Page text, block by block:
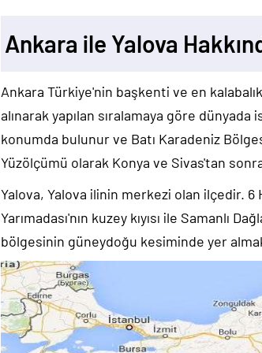
Ankara ile Yalova
Ankara Türkiye'nin başkenti ve en
alınarak yapılan sıralamaya göre
konumda bulunur ve Batı Karadeniz
Yüzölçümü olarak Konya ve Sivas'tan
Yalova, Yalova ilinin merkezi olan ilçedir.
Yarımadası'nın kuzey kıyısı ile Samanlı
bölgesinin güneydoğu kesiminde yer